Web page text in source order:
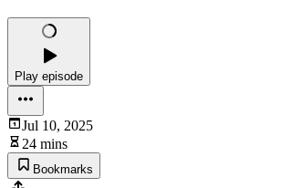
Play episode
Jul 10, 2025
24 mins
Bookmarks